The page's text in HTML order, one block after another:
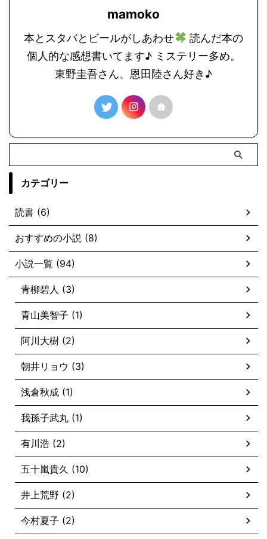
mamoko
本とスタバとビールがしあわせ
読んだ本の
個人的な感想書いてます♪ ミステリー多め。
東野圭吾さん、恩田陸さん好き♪
カテゴリー
読書 (6)
おすすめの小説 (8)
小説一覧 (94)
青柳碧人 (3)
青山美智子 (1)
阿川大樹 (2)
朝井リョウ (3)
浅倉秋成 (1)
我孫子武丸 (1)
有川浩 (2)
五十嵐貴久 (10)
井上荒野 (2)
今村夏子 (2)